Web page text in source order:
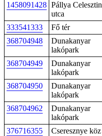
1458091428 Pállya Celesztin
utca
333541333 Fő tér
368704948
Dunakanyar
lakópark
368704949
Dunakanyar
lakópark
368704950
Dunakanyar
lakópark
368704962
Dunakanyar
lakópark
376716355 Cseresznye köz